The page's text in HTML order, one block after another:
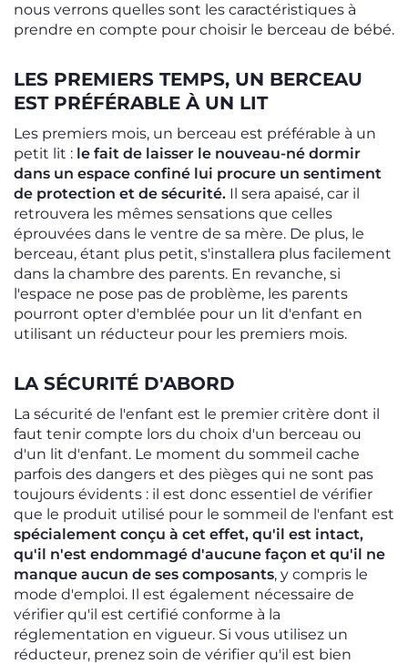
nous verrons quelles sont les caractéristiques à
prendre en compte pour choisir le berceau de bébé.
LES PREMIERS TEMPS, UN BERCEAU
EST PRÉFÉRABLE À UN LIT
Les premiers mois, un berceau est préférable à un
petit lit : le fait de laisser le nouveau-né dormir
dans un espace confiné lui procure un sentiment
de protection et de sécurité. Il sera apaisé, car il
retrouvera les mêmes sensations que celles
éprouvées dans le ventre de sa mère. De plus, le
berceau, étant plus petit, s'installera plus facilement
dans la chambre des parents. En revanche, si
l'espace ne pose pas de problème, les parents
pourront opter d'emblée pour un lit d'enfant en
utilisant un réducteur pour les premiers mois.
LA SÉCURITÉ D'ABORD
La sécurité de l'enfant est le premier critère dont il
faut tenir compte lors du choix d'un berceau ou
d'un lit d'enfant. Le moment du sommeil cache
parfois des dangers et des pièges qui ne sont pas
toujours évidents : il est donc essentiel de vérifier
que le produit utilisé pour le sommeil de l'enfant est
spécialement conçu à cet effet, qu'il est intact,
qu'il n'est endommagé d'aucune façon et qu'il ne
manque aucun de ses composants, y compris le
mode d'emploi. Il est également nécessaire de
vérifier qu'il est certifié conforme à la
réglementation en vigueur. Si vous utilisez un
réducteur, prenez soin de vérifier qu'il est bien